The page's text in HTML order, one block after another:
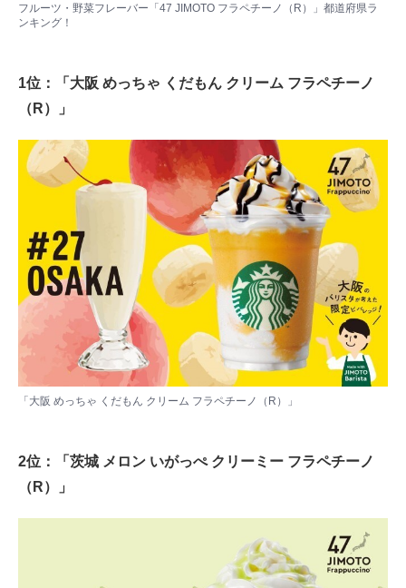
フルーツ・野菜フレーバー「47 JIMOTO フラペチーノ（R）」都道府県ラ
ンキング！
1位：「大阪 めっちゃ くだもん クリーム フラペチーノ
（R）」
「大阪 めっちゃ くだもん クリーム フラペチーノ（R）」
2位：「茨城 メロン いがっぺ クリーミー フラペチーノ
（R）」